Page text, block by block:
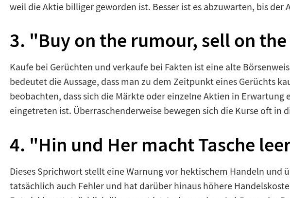
weil die Aktie billiger geworden ist. Besser ist es abzuwarten, bis der
3. "Buy on the rumour, sell on
Kaufe bei Gerüchten und verkaufe bei Fakten ist eine alte
bedeutet die Aussage, dass man zu dem Zeitpunkt eines Gerüchts
beobachten, dass sich die Märkte oder einzelne Aktien in
eingetreten ist. Überraschenderweise bewegen sich die Kurse oft in
4. "Hin und Her macht Tasche
Dieses Sprichwort stellt eine Warnung vor hektischem Handeln
tatsächlich auch Fehler und hat darüber hinaus höhere